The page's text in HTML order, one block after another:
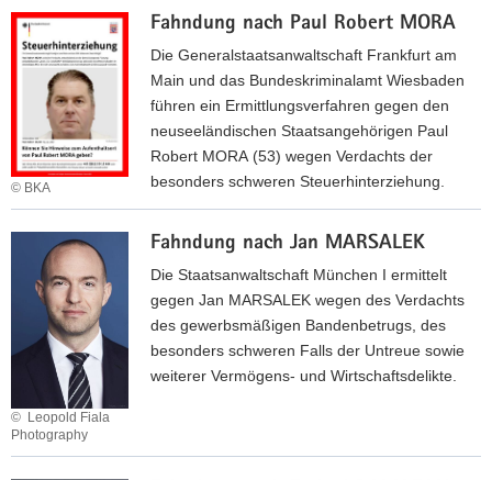
i
d
n
S
T
A
,
r
t
-
o
­
h
m
a
d
K
­
I
c
O
a
n
Ü
N
a
h
n
g
h
N
a
n
Fahndung nach Paul Robert MORA
© BKA
Die Generalstaatsanwaltschaft Frankfurt am
Main und das Bundeskriminalamt Wiesbaden
führen ein Ermittlungsverfahren gegen den
neuseeländischen Staatsangehörigen Paul
Robert MORA (53) wegen Verdachts der
besonders schweren Steuerhinterziehung.
n
u
n
Fahndung nach Jan MARSALEK
© Leopold Fiala
Photography
Die Staatsanwaltschaft München I ermittelt
gegen Jan MARSALEK wegen des Verdachts
des gewerbsmäßigen Bandenbetrugs, des
besonders schweren Falls der Untreue sowie
weiterer Vermögens- und Wirtschaftsdelikte.